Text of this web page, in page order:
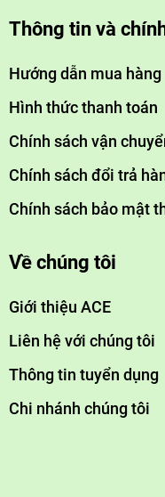
Thông tin và
Hướng dẫn mua hàng
Hình thức thanh toán
Chính sách vận
Chính sách đổi trả
Chính sách bảo mật
Về chúng tôi
Giới thiệu ACE
Liên hệ với chúng tôi
Thông tin tuyển dụng
Chi nhánh chúng tôi